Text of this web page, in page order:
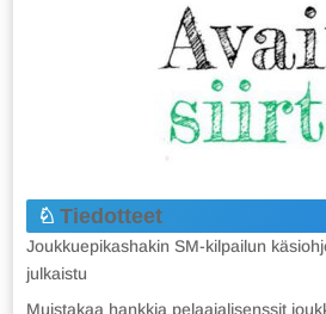
Tiedotteet
Joukkuepikashakin SM-kilpailun
julkaistu
Muistakaa hankkia pelaajalisenssit